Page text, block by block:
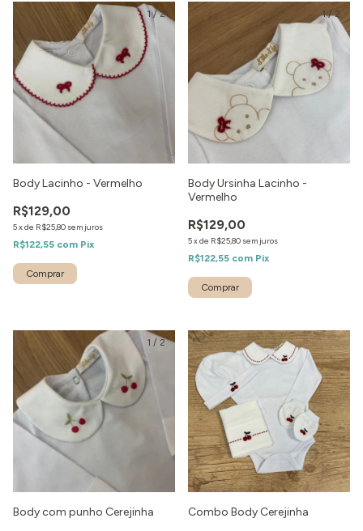
1/2
Body Lacinho - Vermelho
R$129,00
5xde R$25,80 sem juros
R$122,55 com Pix
1/2
Body Ursinha Lacinho -
Vermelho
R$129,00
5xde R$25,80 sem juros
R$122,55 com Pix
1 / 2
Body com punho Cerejinha Combo Body Cerejinha